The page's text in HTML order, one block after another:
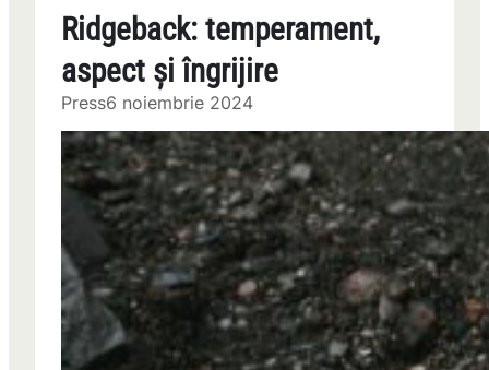
Ridgeback: temperament,
aspect și îngrijire
Press6 noiembrie 2024